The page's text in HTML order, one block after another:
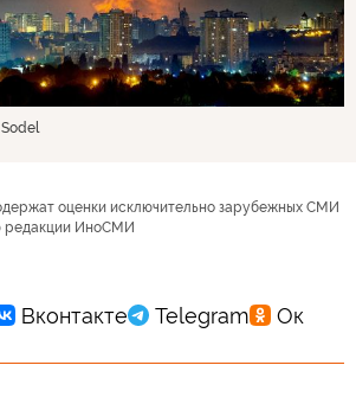
оценки исключительно зарубежных СМИ
редакции ИноСМИ